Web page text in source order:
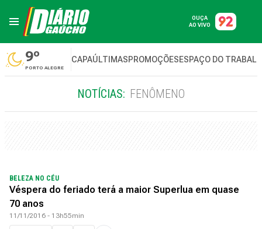
OUÇA
AO VIVO
9º
PORTO ALEGRE
CAPAÚLTIMASPROMOÇÕESESPAÇO DO
NOTÍCIAS: FENÔMENO
BELEZA NO CÉU
Véspera do feriado terá a maior Superlua em quase
70 anos
11/11/2016 - 13h55min